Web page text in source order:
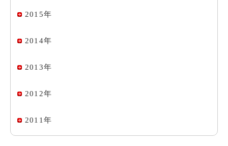
2015年
2014年
2013年
2012年
2011年